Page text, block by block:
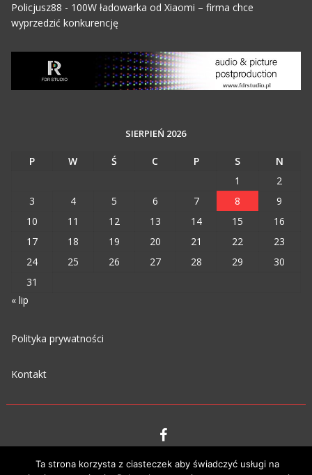
Policjusz88 - 100W ładowarka od Xiaomi – firma chce
wyprzedzić konkurencję
SIERPIEŃ 2026
P W Ś C P S
N
1
2
3
4 5 6 7 8
9
10
11 12 13 14 15
16
17
18 19 20 21 22
23
24
25 26 27 28 29
30
31
« lip
Polityka prywatności
Kontakt
VIPM © 2023
Ta strona korzysta z ciasteczek aby świadczyć usługi na